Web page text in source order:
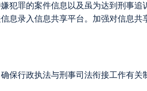
犯罪的案件信息以及虽为达到刑事追
息录入信息共享平台。加强对信息共
保行政执法与刑事司法衔接工作有关